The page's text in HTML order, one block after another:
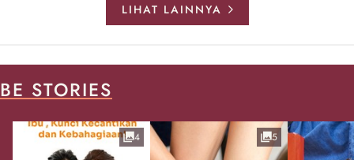
LIHAT LAINNYA
BE STORIES
4 5